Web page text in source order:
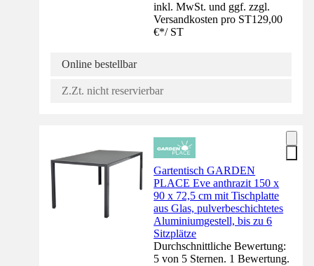
inkl. MwSt. und ggf. zzgl.
Versandkosten pro ST129,00
€*/ ST
Online bestellbar
Z.Zt. nicht reservierbar
Gartentisch GARDEN
PLACE Eve anthrazit 150 x
90 x 72,5 cm mit Tischplatte
aus Glas, pulverbeschichtetes
Aluminiumgestell, bis zu 6
Sitzplätze
Durchschnittliche Bewertung:
5 von 5 Sternen. 1 Bewertung.